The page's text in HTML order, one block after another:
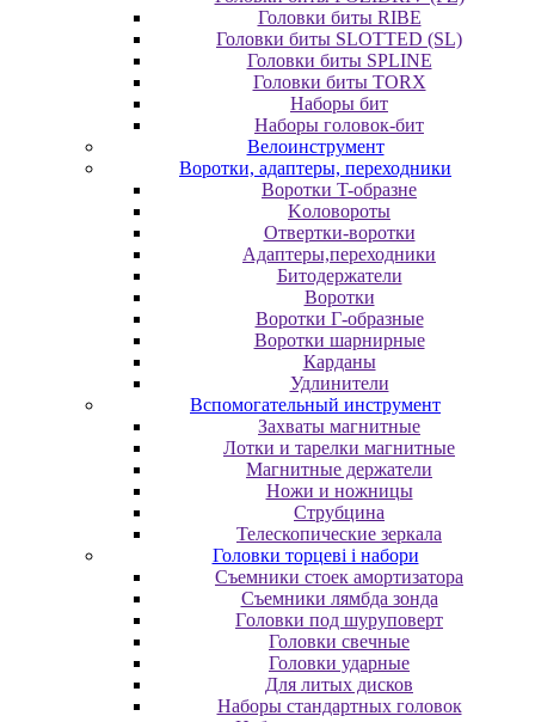
Головки биты RIBE
Головки биты SLOTTED (SL)
Головки биты SPLINE
Головки биты TORX
Наборы бит
Наборы головок-бит
Велоинструмент
Воротки, адаптеры, переходники
Bopoтки T-oбpaзне
Koлoвopoты
Oтвepтки-вopoтки
Адаптеры,переходники
Битодержатели
Воротки
Воротки Г-образные
Воротки шарнирные
Карданы
Удлинители
Вспомогательный инструмент
Захваты магнитные
Лотки и тарелки магнитные
Магнитные держатели
Ножи и ножницы
Струбцина
Телескопические зеркала
Головки торцеві і набори
Cъeмники cтoeк aмopтизaтopa
Cъeмники лямбдa зoндa
Гoлoвки пoд шуpупoвepт
Головки свечные
Головки ударные
Для литых дисков
Наборы стандартных головок